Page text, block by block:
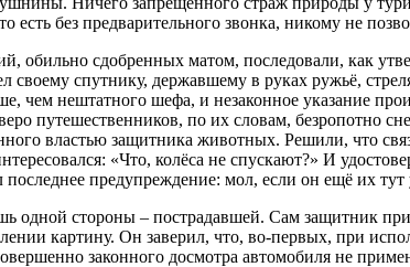
есть без предварительного звонка, никому не
обильно сдобренных матом, последовали, как
своему спутнику, державшему в руках ружьё,
чем нештатного шефа, и незаконное указание
путешественников, по их словам, безропотно
властью защитника животных. Решили, что
«Что, колёса не спускают?» И
последнее предупреждение: мол, если он ещё их
одной стороны – пострадавшей. Сам защитник
картину. Он заверил, что, во-первых, при
законного досмотра автомобиля не